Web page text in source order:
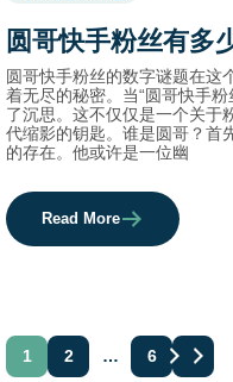
names.
圆哥快手粉丝有多
圆哥快手粉丝的数字谜题在这
着无尽的秘密。当“圆哥快手
了沉思。这不仅仅是一个关于
代缩影的钥匙。谁是圆哥？首
的存在。他或许是一位幽
Read More
文
1 2 … 6